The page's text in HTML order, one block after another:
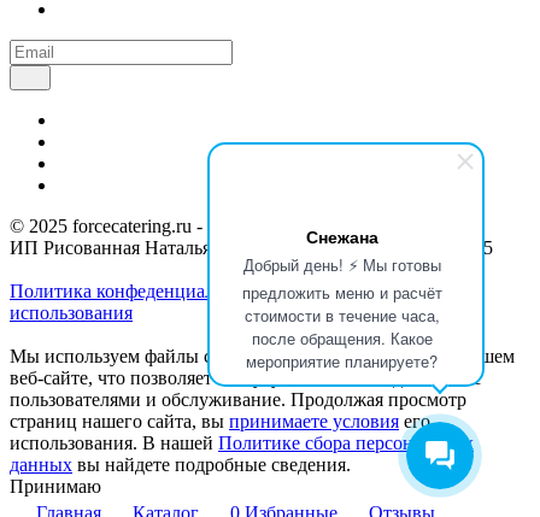
Снежана
Добрый день! ⚡ Мы готовы
предложить меню и расчёт
стоимости в течение часа,
после обращения. Какое
мероприятие планируете?
© 2025 forcecatering.ru - кейтеринг по вашим правилам
ИП Рисованная Наталья Николаевна / ИНН 715300150555
Политика конфеденциальности Согласие с условиями
использования
Мы используем файлы cookie для анализа событий на нашем
веб-сайте, что позволяет нам улучшать взаимодействие с
пользователями и обслуживание. Продолжая просмотр
страниц нашего сайта, вы принимаете условия его
использования. В нашей Политике сбора персональных
данных вы найдете подробные сведения.
Принимаю
Главная
Каталог 0 Избранные Отзывы